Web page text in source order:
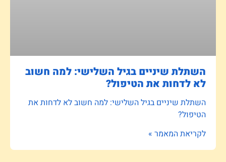
השתלת שיניים בגיל השלישי: למה חשוב
לא לדחות את הטיפול?
השתלת שיניים בגיל השלישי: למה חשוב לא לדחות את
הטיפול?
לקריאת המאמר »